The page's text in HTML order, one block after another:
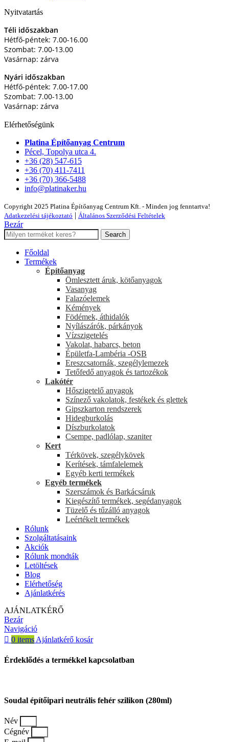
Nyitvatartás
Téli időszakban
Hétfő-péntek: 7.00-16.00
Szombat: 7.00-13.00
Vasárnap: zárva
Nyári időszakban
Hétfő-péntek: 7.00-17.00
Szombat: 7.00-13.00
Vasárnap: zárva
Elérhetőségünk
Platina Építőanyag Centrum
Pécel, Topolya utca 4.
+36 (28) 547-615
+36 (70) 411-7411
+36 (70) 366-5488
info@platinaker.hu
Copyright 2025 Platina Építőanyag Centrum Kft. - Minden jog fenntartva!
Adatkezelési tájékoztató | Általános Szerződési Feltételek
Bezár
Search
Főoldal
Termékek
Építőanyag
Ömlesztett áruk, kötőanyagok
Vasanyag
Falazóelemek
Kémények
Födémek, áthidalók
Nyílászárók, párkányok
Vízszigetelés
Vakolat, habarcs, beton
Épületfa-Lambéria -OSB
Ereszcsatornák, szegélylemezek
Tetőfedő anyagok és tartozékok
Lakótér
Hőszigetelő anyagok
Színező vakolatok, festékek és glettek
Gipszkarton rendszerek
Hidegburkolás
Díszburkolatok
Csempe, padlólap, szaniter
Kert
Térkövek, szegélykövek
Kerítések, támfalelemek
Egyéb kerti termékek
Egyéb termékek
Szerszámok és Barkácsáruk
Kiegészítő termékek, segédanyagok
Tüzelő és tűzálló anyagok
Leértékelt termékek
Rólunk
Szolgáltatásaink
Akciók
Rólunk mondták
Letöltések
Blog
Elérhetőség
Ajánlatkérés
AJÁNLATKÉRŐ
Bezár
Navigáció
0 items Ajánlatkérő kosár
Érdeklődés a termékkel kapcsolatban
Soudal építőipari neutrális fehér szilikon (280ml)
Név
Cégnév